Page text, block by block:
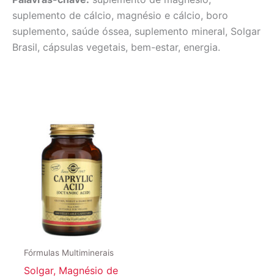
suplemento de cálcio, magnésio e cálcio, boro
suplemento, saúde óssea, suplemento mineral, Solgar
Brasil, cápsulas vegetais, bem-estar, energia.
Fórmulas Multiminerais
Solgar, Magnésio de